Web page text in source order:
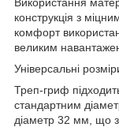
конструкція з
комфорт
великим
Універсальні
Треп-гриф
стандартним
діаметр 32 мм, що